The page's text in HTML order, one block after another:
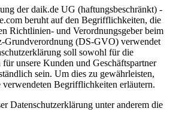
der daik.de UG (haftungsbeschränkt) -
beruht auf den Begrifflichkeiten, die
Richtlinien- und Verordnungsgeber beim
Grundverordnung (DS-GVO) verwendet
soll sowohl für die
unsere Kunden und Geschäftspartner
sein. Um dies zu gewährleisten,
Begrifflichkeiten erläutern.
Datenschutzerklärung unter anderem die